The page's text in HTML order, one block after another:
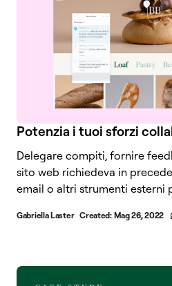
Potenzia i tuoi sforzi
Delegare compiti, fornire
sito web richiedeva in
email o altri strumenti esterni
Gabriella Laster Created: Mag 26, 2022